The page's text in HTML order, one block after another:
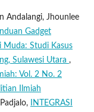
Andalangi, Jhounlee
Gadget
Muda: Studi Kasus
Sulawesi Utara ,
Vol. 2 No. 2
Ilmiah
INTEGRASI